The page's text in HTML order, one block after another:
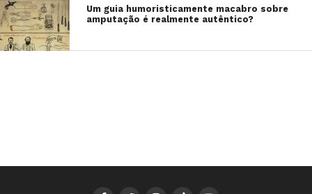
Um guia humoristicamente macabro sobre
amputação é realmente autêntico?